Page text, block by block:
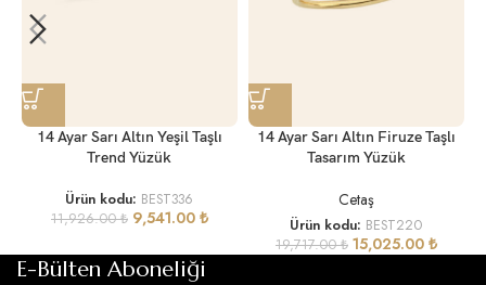
14 Ayar Sarı Altın Yeşil Taşlı
Trend Yüzük
Ürün kodu: BEST336
11,926.00₺ 9,541.00 ₺
14 Ayar Sarı Altın Firuze Taşlı
Tasarım Yüzük
Cetaş
Ürün kodu: BEST220
19,717.00₺ 15,025.00 ₺
E-Bülten Aboneliği